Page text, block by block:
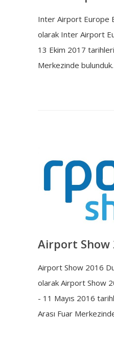
Inter Airport Europe
olarak Inter Airport
13 Ekim 2017
Merkezinde bulunduk.
Airport Show
Airport Show 2016
olarak Airport Show
- 11 Mayıs 2016
Arası Fuar